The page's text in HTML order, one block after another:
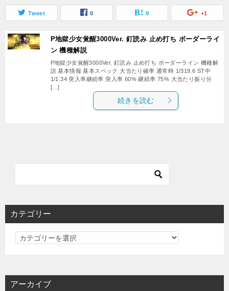
Tweet 0 0 +1
P地獄少女覚醒3000Ver. 釘読み 止め打ち ボーダーライ
ン 機種解説
P地獄少女覚醒3000Ver. 釘読み 止め打ち ボーダーライン 機種解
説 基本情報 基本スペック 大当たり確率 通常時 1/319.6 ST中
1/1.34 突入率継続率 突入率 60% 継続率 75% 大当たり振り分
[…]
続きを読む
カテゴリー
カ
リ
アーカイブ